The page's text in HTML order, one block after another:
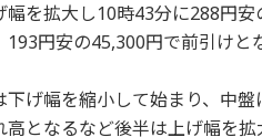
幅を拡大し10時43分に288円
193円安の45,300円で前引けと
下げ幅を縮小して始まり、中
高となるなど後半は上げ幅を